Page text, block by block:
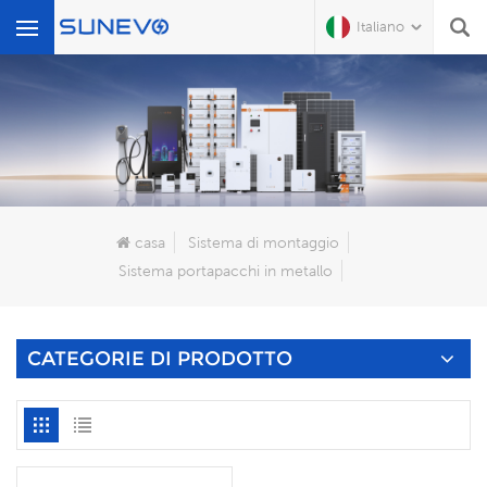
Italiano
Che Cosa Sta Cercando?
casa
Sistema di montaggio
Sistema portapacchi in metallo
CATEGORIE DI PRODOTTO